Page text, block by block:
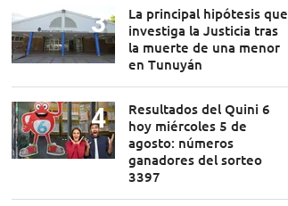
La principal hipótesis que
investiga la Justicia tras
la muerte de una menor
en Tunuyán
Resultados del Quini 6
hoy miércoles 5 de
agosto: números
ganadores del sorteo
3397